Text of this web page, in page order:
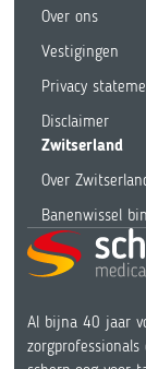
Over ons
Vestigingen
Privacy
Disclaimer
Zwitserland
Over
Banenwissel
Al bijna 40 jaar